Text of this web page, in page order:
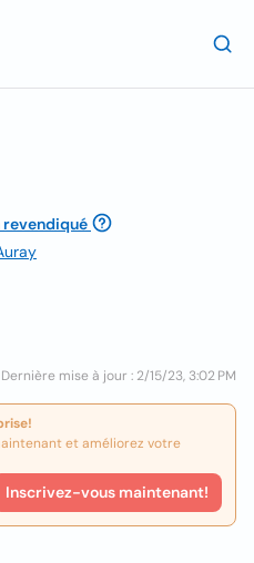
revendiqué
Dernière mise à jour : 2/15/23, 3:02 PM
et améliorez votre
Inscrivez-vous maintenant!